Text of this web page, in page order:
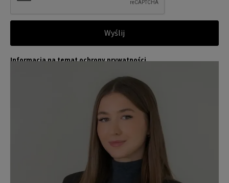
Wyślij
Informacja na temat ochrony prywatności
iązanymi jest wiodącym globalnym dostawcą usług w zakresie zar
ządzania nieruchomościami i inwestycjami. Poważnie traktujemy
obowiązek ochrony przekazywanych nam danych osobowych.
Dane osobowe, które zbieramy od użytkowników, służą do zapew
nienia im dostępu do portalu magazyny.pl, umożliwienia im korzy
stania z portalu, a także, za ich zgodą, do wysyłania im komunika
Dokładamy wszelkich starań, aby dane osobowe były bezpieczne,
zapewniamy odpowiedni poziom ich ochrony i przechowujemy je
tylko przez czas niezbędny do realizacji zapytania z uzasadnionyc
h powodów biznesowych lub prawnych. Następnie usuwamy je w s
posób bezpieczny i pewny. Aby uzyskać więcej informacji na temat
danych osobowych przetwarzanych przez JLL, prosimy zapoznać